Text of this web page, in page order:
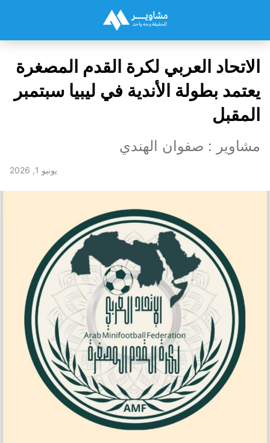
الاتحاد العربي لكرة القدم المصغرة
يعتمد بطولة الأندية في ليبيا سبتمبر
المقبل
مشاوير : صفوان الهندي
يونيو 1, 2026